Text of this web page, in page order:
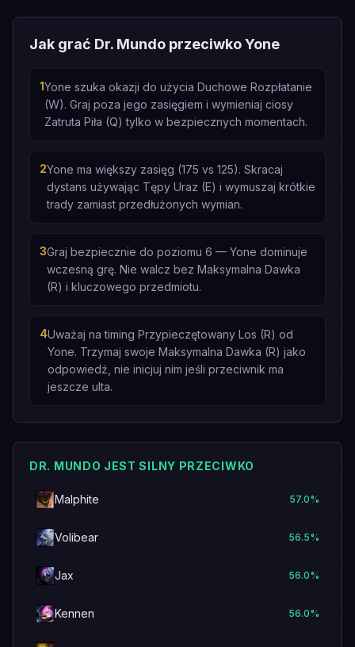
Jak grać Dr. Mundo przeciwko Yone
1Yone szuka okazji do użycia Duchowe Rozpłatanie
(W). Graj poza jego zasięgiem i wymieniaj ciosy
Zatruta Piła (Q) tylko w bezpiecznych momentach.
2Yone ma większy zasięg (175 vs 125). Skracaj
dystans używając Tępy Uraz (E) i wymuszaj krótkie
trady zamiast przedłużonych wymian.
3Graj bezpiecznie do poziomu 6 — Yone dominuje
wczesną grę. Nie walcz bez Maksymalna Dawka
(R) i kluczowego przedmiotu.
4Uważaj na timing Przypieczętowany Los (R) od
Yone. Trzymaj swoje Maksymalna Dawka (R) jako
odpowiedź, nie inicjuj nim jeśli przeciwnik ma
jeszcze ulta.
DR. MUNDO JEST SILNY PRZECIWKO
Malphite 57.0%
Volibear 56.5%
Jax 56.0%
Kennen 56.0%